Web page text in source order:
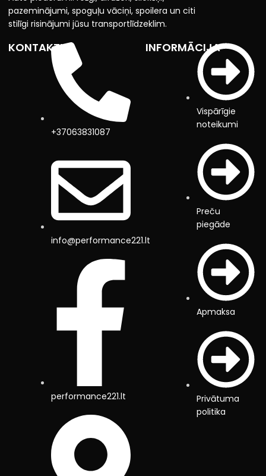
pazeminājumi, spoguļu vāciņi, spoilera un citi
stilīgi risinājumi jūsu transportlīdzeklim.
KONTAKTI
+37063831087
info@performance221.lt
performance221.lt
INFORMĀCIJA
Vispārīgie
noteikumi
Preču
piegāde
Apmaksa
Privātuma
politika